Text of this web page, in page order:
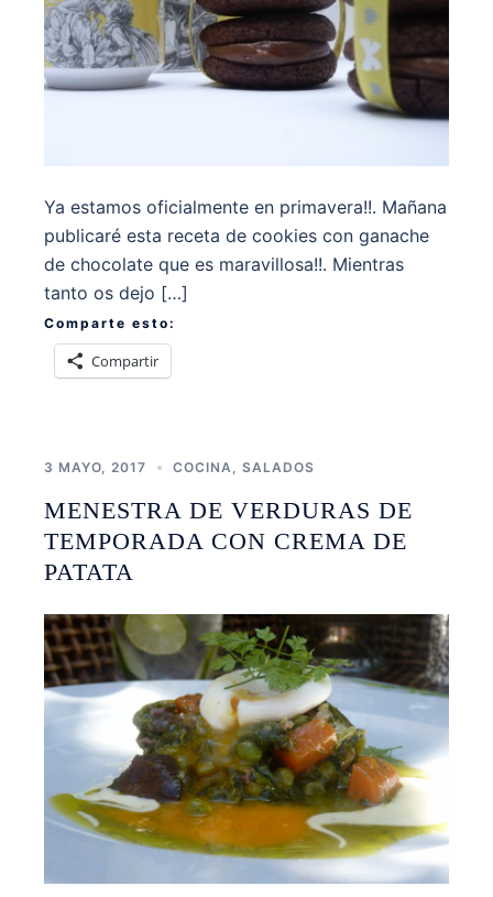
Ya estamos oficialmente en primavera!!. Mañana
publicaré esta receta de cookies con ganache
de chocolate que es maravillosa!!. Mientras
tanto os dejo […]
Comparte esto:
Compartir
3 MAYO, 2017 COCINA SALADOS
MENESTRA DE VERDURAS DE
TEMPORADA CON CREMA DE
PATATA